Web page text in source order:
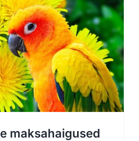
maksahaigused